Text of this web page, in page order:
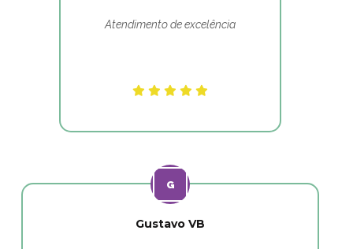
Atendimento de excelência
Gustavo VB